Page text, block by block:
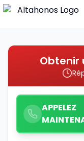
Obtenir
APPELEZ